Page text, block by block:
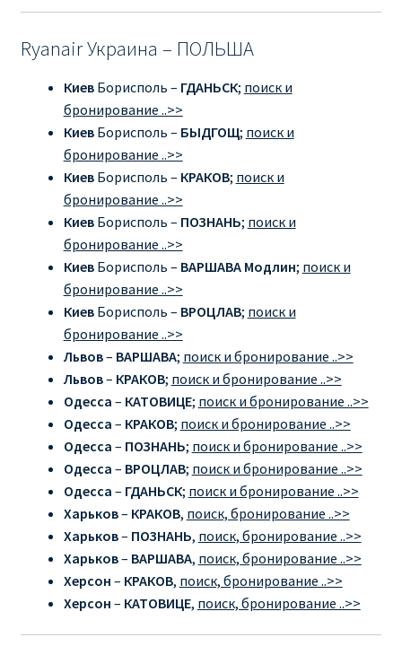
ПРАВИЛА RYANAIR В АЭРОПОРТУ И НА БОРТУ
ПРАВИЛА ПРОВОЗА БАГАЖА RYANAIR
ПУТЕШЕСТВИЕ С ДЕТЬМИ И МЛАДЕНЦАМИ
РЕЙСАМИ RYANAIR
РЕГИСТРАЦИЯ НА РЕЙС И ДОКУМЕНТЫ ДЛЯ
ПУТЕШЕСТВИЯ РЕЙСАМИ RYANAIR
Информация по бронированию билетов Ryanair
КАК НАЙТИ ДЕШЕВЫЙ БИЛЕТ
КУПИТЬ АВИАБИЛЕТЫ ДЕШЕВО
Милан
Париж
ПРАВИЛА РЕГИСТРАЦИИ
ПРИЛОЖЕНИЕ RYANAIR НА РУССКОМ
Ryanair Украина – ПОЛЬША
КиевБорисполь – ГДАНЬСК; поиск и
бронирование ..>>
КиевБорисполь – БЫДГОЩ; поиск и
бронирование ..>>
КиевБорисполь – КРАКОВ; поиск и
бронирование ..>>
КиевБорисполь – ПОЗНАНЬ; поиск и
бронирование ..>>
КиевБорисполь – ВАРШАВА Модлин; поиск и
бронирование ..>>
КиевБорисполь – ВРОЦЛАВ; поиск и
бронирование ..>>
Львов– ВАРШАВА; поиск и бронирование ..>>
Львов– КРАКОВ; поиск и бронирование ..>>
Одесса – КАТОВИЦЕ; поиск и бронирование ..>>
Одесса – КРАКОВ; поиск и бронирование ..>>
Одесса – ПОЗНАНЬ; поиск и бронирование ..>>
Одесса – ВРОЦЛАВ; поиск и бронирование ..>>
Одесса – ГДАНЬСК; поиск и бронирование ..>>
Харьков– КРАКОВ, поиск, бронирование ..>>
Харьков– ПОЗНАНЬ, поиск, бронирование ..>>
Харьков– ВАРШАВА, поиск, бронирование ..>>
Херсон – КРАКОВ, поиск, бронирование ..>>
Херсон – КАТОВИЦЕ, поиск, бронирование ..>>